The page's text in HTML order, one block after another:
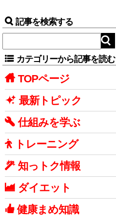
記事を検索する
カテゴリーから記事を読む
TOPページ
最新トピック
仕組みを学ぶ
トレーニング
知っトク情報
ダイエット
健康まめ知識